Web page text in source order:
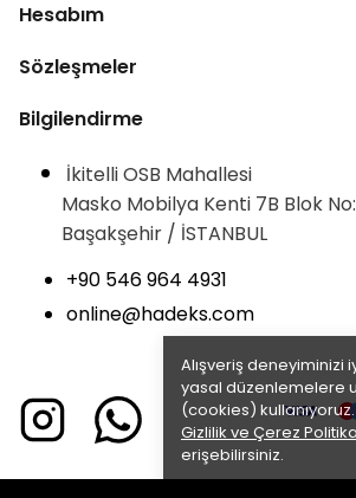
Alışveriş deneyiminizi
yasal düzenlemelere
(cookies)
Gizlilik ve Çerez
erişebilirsiniz.
Hesabım
Sözleşmeler
Bilgilendirme
İkitelli OSB Mahallesi
Masko Mobilya Kenti 7B Blok
Başakşehir / İSTANBUL
+90 546 964 4931
online@hadeks.com